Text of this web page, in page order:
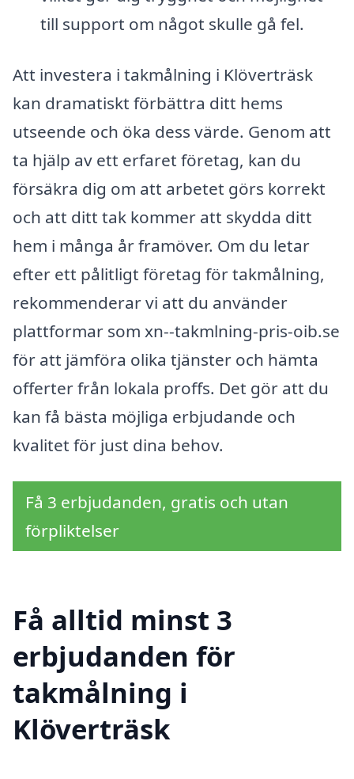
till support om något skulle gå fel.
Att investera i takmålning i Klöverträsk
kan dramatiskt förbättra ditt hems
utseende och öka dess värde. Genom att
ta hjälp av ett erfaret företag, kan du
försäkra dig om att arbetet görs korrekt
och att ditt tak kommer att skydda ditt
hem i många år framöver. Om du letar
efter ett pålitligt företag för takmålning,
rekommenderar vi att du använder
plattformar som xn--takmlning-pris-oib.se
för att jämföra olika tjänster och hämta
offerter från lokala proffs. Det gör att du
kan få bästa möjliga erbjudande och
kvalitet för just dina behov.
Få 3 erbjudanden, gratis och utan
förpliktelser
Få alltid minst 3
erbjudanden för
takmålning i
Klöverträsk